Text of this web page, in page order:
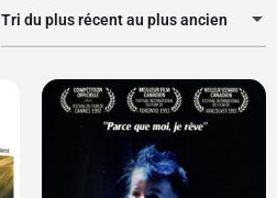
Tri du plus récent au plus ancien